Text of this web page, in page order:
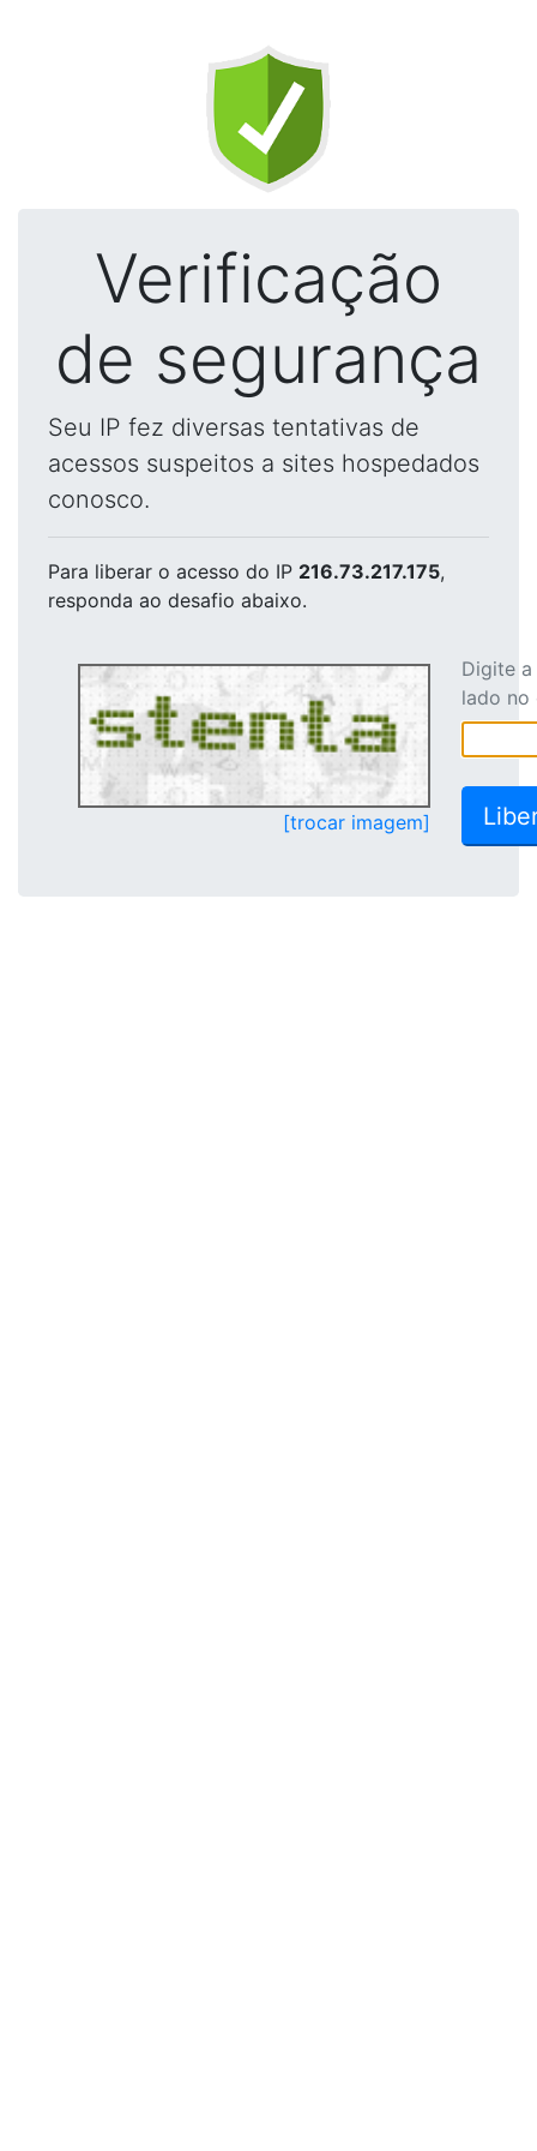
Verificação
de segurança
Seu IP fez diversas tentativas de
acessos suspeitos a sites hospedados
conosco.
Para liberar o acesso do IP 216.73.217.175,
responda ao desafio abaixo.
[trocar imagem]
Digite
lado no